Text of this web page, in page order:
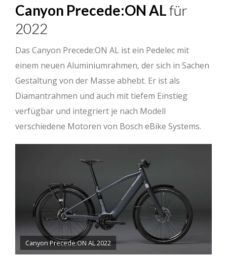
Canyon Precede:ON ALfür
2022
Das Canyon Precede:ON AL ist ein Pedelec mit
einem neuen Aluminiumrahmen, der sich in Sachen
Gestaltung von der Masse abhebt. Er ist als
Diamantrahmen und auch mit tiefem Einstieg
verfügbar und integriert je nach Modell
verschiedene Motoren von Bosch eBike Systems.
Canyon Precede:ON AL 2022